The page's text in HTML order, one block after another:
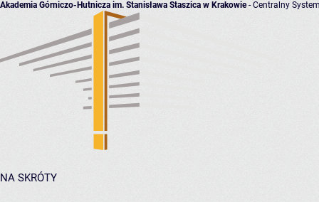
Akademia Górniczo-Hutnicza im. Stanisława Staszica w Krakowie- Centralny
NA SKRÓTY